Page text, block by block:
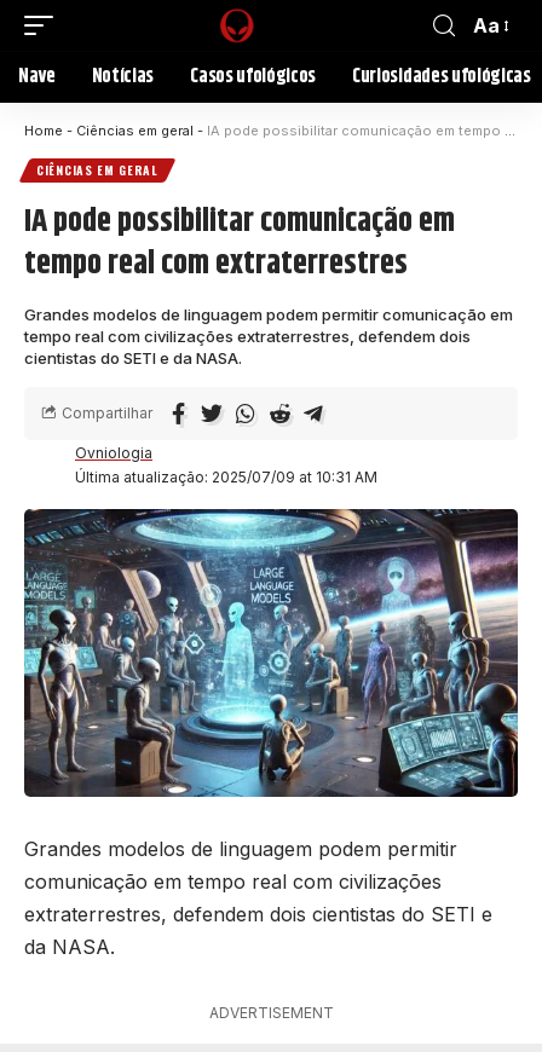
Aa
Nave Notícias Casos ufológicos Curiosidades ufológicas
Home - Ciências em geral - IA pode possibilitar comunicação em tempo real com extraterrestres
CIÊNCIAS EM GERAL
IA pode possibilitar comunicação em
tempo real com extraterrestres
Grandes modelos de linguagem podem permitir comunicação em
tempo real com civilizações extraterrestres, defendem dois
cientistas do SETI e da NASA.
Última atualização: 2025/07/09 at 10:31 AM
Ovniologia
Compartilhar
Grandes modelos de linguagem podem permitir
comunicação em tempo real com civilizações
extraterrestres, defendem dois cientistas do SETI e
da NASA.
ADVERTISEMENT